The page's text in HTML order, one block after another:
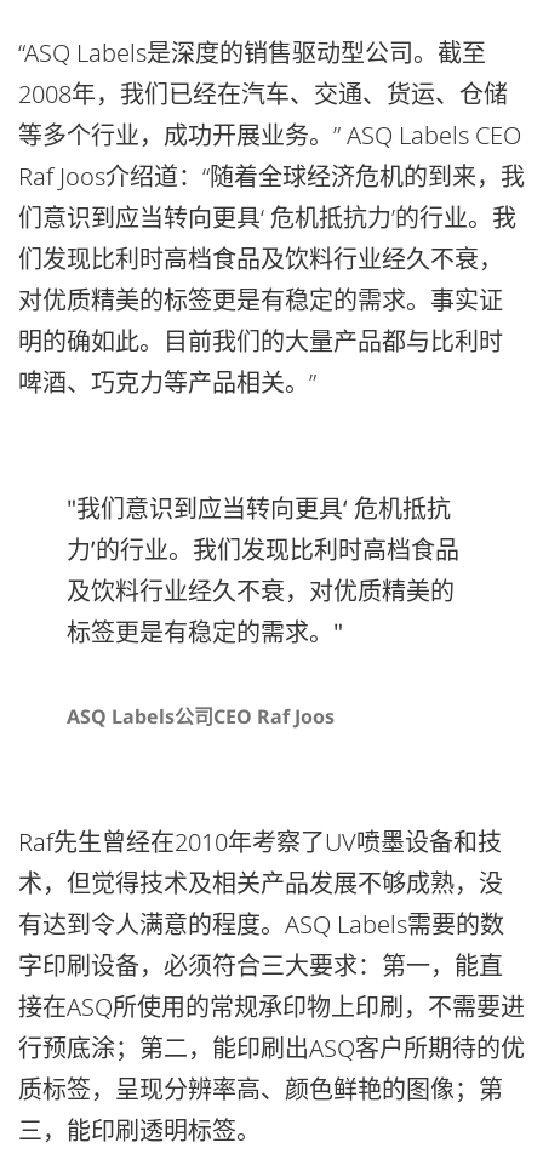
“ASQ Labels是深度的销售驱动型公司。截至
2008年，我们已经在汽车、交通、货运、仓储
等多个行业，成功开展业务。” ASQ Labels CEO
Raf Joos介绍道：“随着全球经济危机的到来，我
们意识到应当转向更具‘ 危机抵抗力’的行业。我
们发现比利时高档食品及饮料行业经久不衰，
对优质精美的标签更是有稳定的需求。事实证
明的确如此。目前我们的大量产品都与比利时
啤酒、巧克力等产品相关。”
"我们意识到应当转向更具‘ 危机抵抗
力’的行业。我们发现比利时高档食品
及饮料行业经久不衰，对优质精美的
标签更是有稳定的需求。"
ASQ Labels公司CEO Raf Joos
Raf先生曾经在2010年考察了UV喷墨设备和技
术，但觉得技术及相关产品发展不够成熟，没
有达到令人满意的程度。ASQ Labels需要的数
字印刷设备，必须符合三大要求：第一，能直
接在ASQ所使用的常规承印物上印刷，不需要进
行预底涂；第二，能印刷出ASQ客户所期待的优
质标签，呈现分辨率高、颜色鲜艳的图像；第
三，能印刷透明标签。